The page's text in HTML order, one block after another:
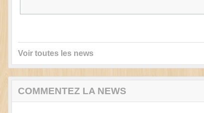
Voir toutes les news
COMMENTEZ LA NEWS